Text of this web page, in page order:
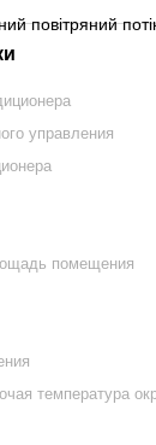
повітряний
управления
помещения
температура